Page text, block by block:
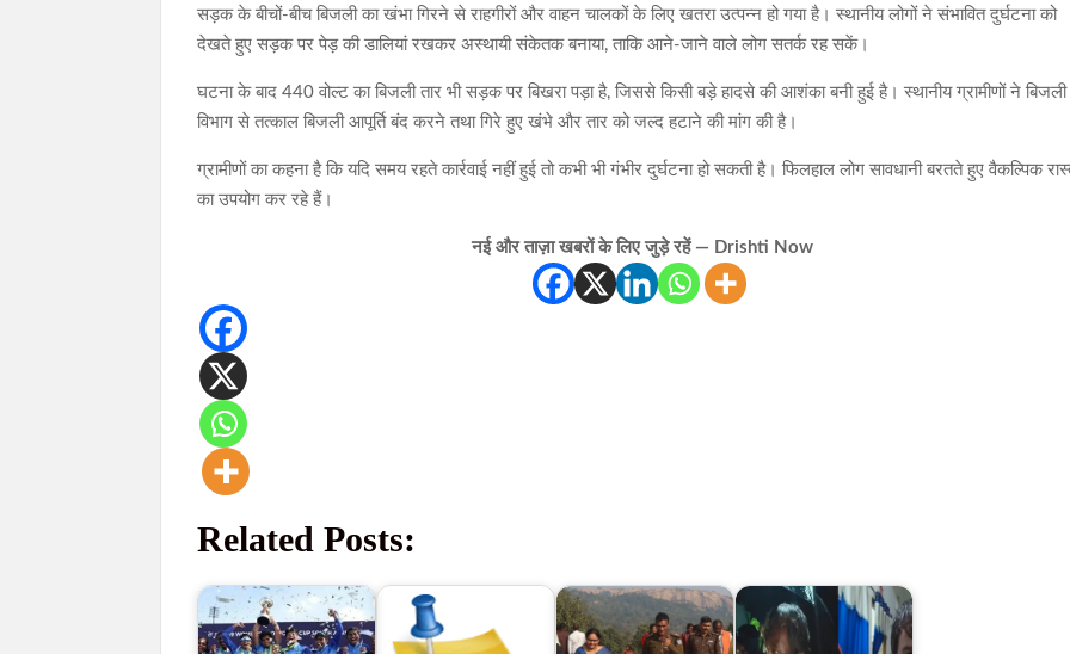
सड़क के बीचों-बीच बिजली का खंभा गिरने से राहगीरों और वाहन चालकों के लिए खतरा उत्पन्न हो गया है। स्थानीय लोगों ने संभावित दुर्घटना को
देखते हुए सड़क पर पेड़ की डालियां रखकर अस्थायी संकेतक बनाया, ताकि आने-जाने वाले लोग सतर्क रह सकें।
घटना के बाद 440 वोल्ट का बिजली तार भी सड़क पर बिखरा पड़ा है, जिससे किसी बड़े हादसे की आशंका बनी हुई है। स्थानीय ग्रामीणों ने बिजली
विभाग से तत्काल बिजली आपूर्ति बंद करने तथा गिरे हुए खंभे और तार को जल्द हटाने की मांग की है।
ग्रामीणों का कहना है कि यदि समय रहते कार्रवाई नहीं हुई तो कभी भी गंभीर दुर्घटना हो सकती है। फिलहाल लोग सावधानी बरतते हुए वैकल्पिक
का उपयोग कर रहे हैं।
नई और ताज़ा खबरों के लिए जुड़े रहें — Drishti Now
Related Posts: